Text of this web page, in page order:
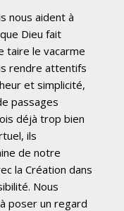
nous aident à
Dieu fait
taire le vacarme
rendre attentifs
et simplicité,
passages
déjà trop bien
ils
de notre
la Création dans
Nous
poser un regard